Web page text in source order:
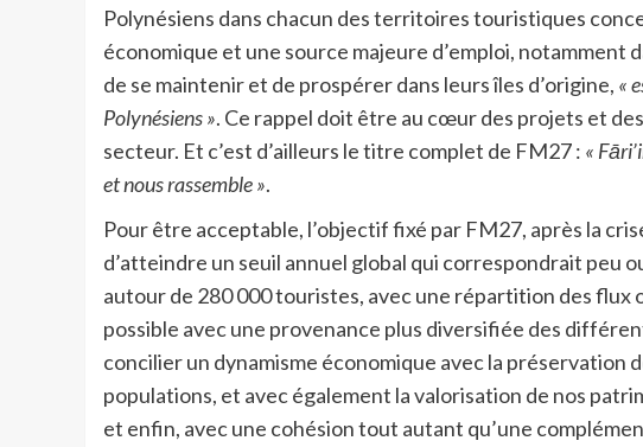
Polynésiens dans chacun des territoires touristiques
économique et une source majeure d’emploi, notamment
de se maintenir et de prospérer dans leurs îles d’origine, «
Polynésiens ». Ce rappel doit être au cœur des projets et
secteur. Et c’est d’ailleurs le titre complet de FM27 : «
et nous rassemble ».
Pour être acceptable, l’objectif fixé par FM27, après la
d’atteindre un seuil annuel global qui correspondrait peu
autour de 280 000 touristes, avec une répartition des
possible avec une provenance plus diversifiée des
concilier un dynamisme économique avec la préservation
populations, et avec également la valorisation de nos
et enfin, avec une cohésion tout autant qu’une